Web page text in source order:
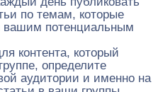
по темам, которые
вашим потенциальным
контента, который
определите
аудитории и именно на